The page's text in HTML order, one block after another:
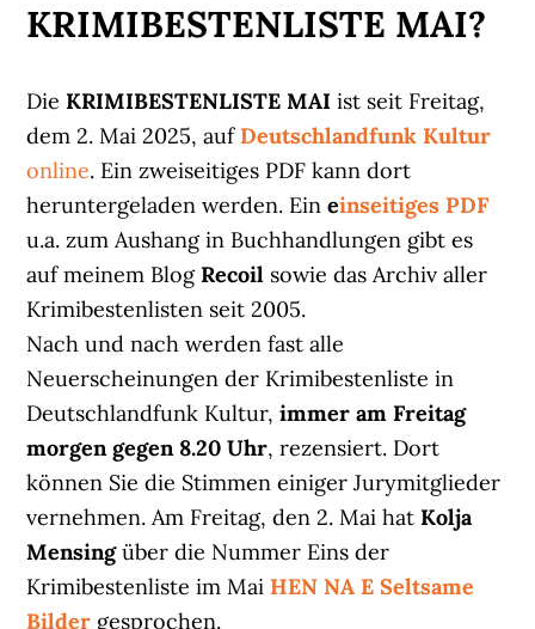
KRIMIBESTENLISTE MAI?
DieKRIMIBESTENLISTE MAI ist seit Freitag,
dem 2. Mai 2025, auf Deutschlandfunk Kultur
online. Ein zweiseitiges PDF kann dort
heruntergeladen werden. Eineinseitiges PDF
u.a. zum Aushang in Buchhandlungen gibt es
auf meinem BlogRecoil sowie das Archiv aller
Krimibestenlisten seit 2005.
Nach und nach werden fast alle
Neuerscheinungen der Krimibestenliste in
Deutschlandfunk Kultur,immer am Freitag
morgen gegen 8.20 Uhr, rezensiert. Dort
können Sie die Stimmen einiger Jurymitglieder
vernehmen. Am Freitag, den 2. Mai hatKolja
Mensingüber die Nummer Eins der
Krimibestenliste im Mai HEN NA E Seltsame
Bilder gesprochen.